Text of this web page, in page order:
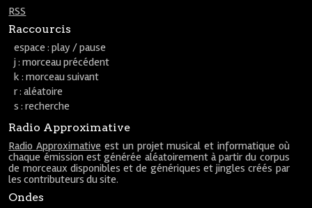
RSS
Raccourcis
espace : play / pause
j : morceau précédent
k : morceau suivant
r : aléatoire
s : recherche
Radio Approximative
Radio Approximative est un projet musical et informatique où
chaque émission est générée aléatoirement à partir du corpus
de morceaux disponibles et de génériques et jingles créés par
les contributeurs du site.
Ondes